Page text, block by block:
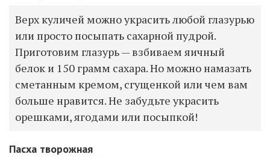
Верх куличей можно украсить любой глазурью
или просто посыпать сахарной пудрой.
Приготовим глазурь — взбиваем яичный
белок и 150 грамм сахара. Но можно намазать
сметанным кремом, сгущенкой или чем вам
больше нравится. Не забудьте украсить
орешками, ягодами или посыпкой!
Пасха творожная